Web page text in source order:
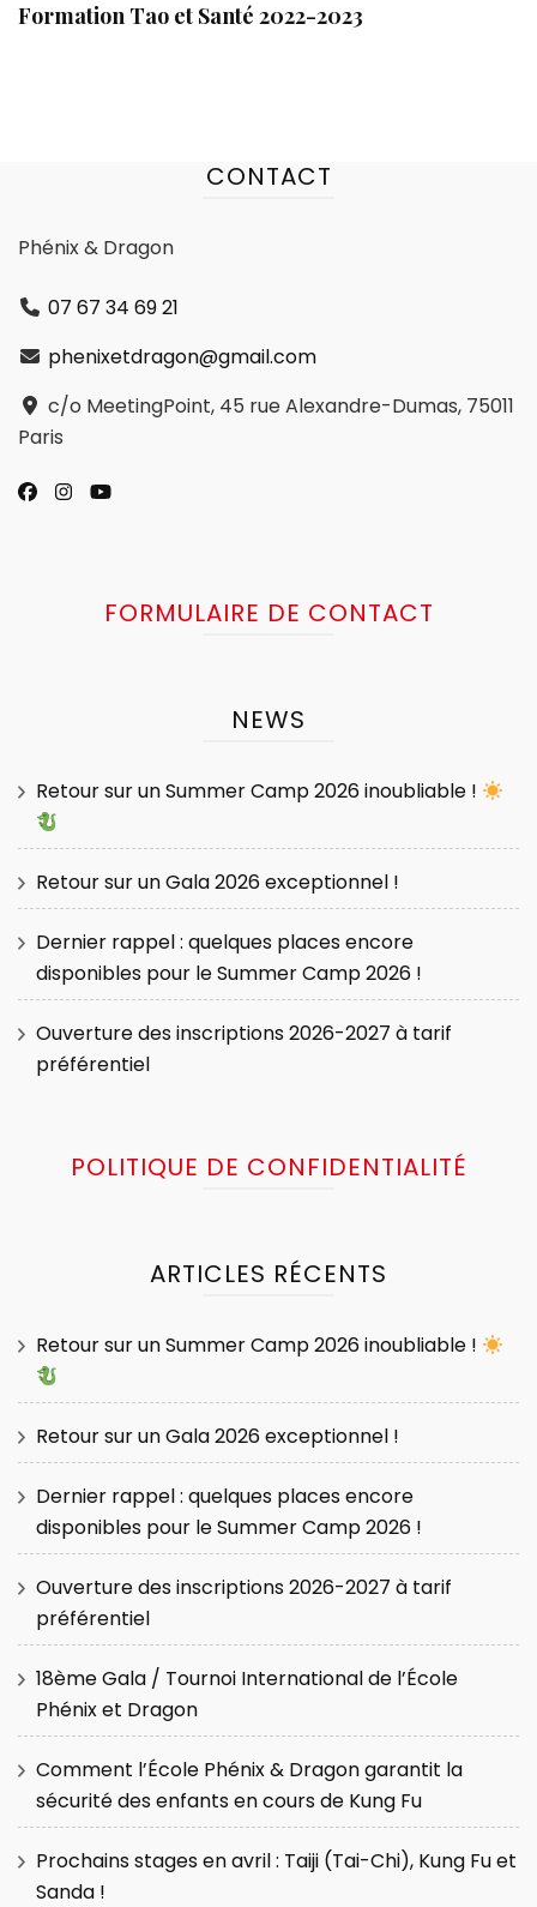
Formation Tao et Santé 2022-2023
CONTACT
Phénix & Dragon
07 67 34 69 21
phenixetdragon@gmail.com
c/o MeetingPoint, 45 rue Alexandre-Dumas, 75011
Paris
FORMULAIRE DE CONTACT
NEWS
Retour sur un Summer Camp 2026 inoubliable !
Retour sur un Gala 2026 exceptionnel !
Dernier rappel : quelques places encore
disponibles pour le Summer Camp 2026 !
Ouverture des inscriptions 2026-2027 à tarif
préférentiel
POLITIQUE DE CONFIDENTIALITÉ
ARTICLES RÉCENTS
Retour sur un Summer Camp 2026 inoubliable !
Retour sur un Gala 2026 exceptionnel !
Dernier rappel : quelques places encore
disponibles pour le Summer Camp 2026 !
Ouverture des inscriptions 2026-2027 à tarif
préférentiel
18ème Gala / Tournoi International de l’École
Phénix et Dragon
Comment l’École Phénix & Dragon garantit la
sécurité des enfants en cours de Kung Fu
Prochains stages en avril : Taiji (Tai-Chi), Kung Fu et
Sanda !